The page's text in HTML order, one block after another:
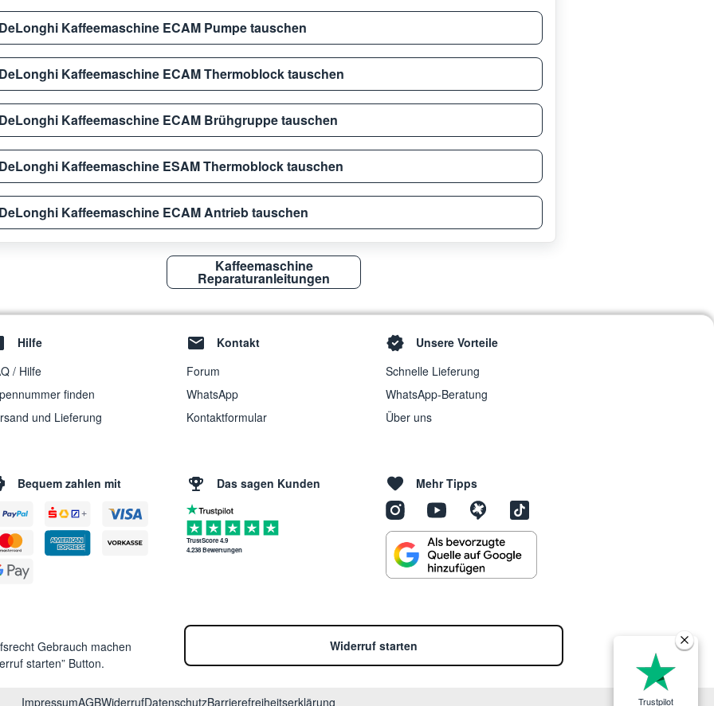
Kaffeemaschine ECAM Pumpe tauschen
Kaffeemaschine ECAM Thermoblock tauschen
Kaffeemaschine ECAM Brühgruppe tauschen
Kaffeemaschine ESAM Thermoblock tauschen
Kaffeemaschine ECAM Antrieb tauschen
Kaffeemaschine
Reparaturanleitungen
Hilfe
/ Hilfe
finden
und Lieferung
Kontakt
Forum
WhatsApp
Kontaktformular
Unsere Vorteile
Schnelle Lieferung
WhatsApp-Beratung
Über uns
Bequem zahlen mit Das sagen Kunden
TrustScore 4.9
4.238 Bewertungen
Mehr Tipps
Gebrauch machen
starten” Button.
Widerruf starten
ImpressumAGBWiderrufDatenschutzBarrierefreiheitserklärung Trustpilot